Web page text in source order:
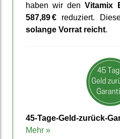
haben wir denVitamix
587,89 € reduziert.
solange Vorrat reicht.
45-Tage-­Geld-zurück-
Mehr »